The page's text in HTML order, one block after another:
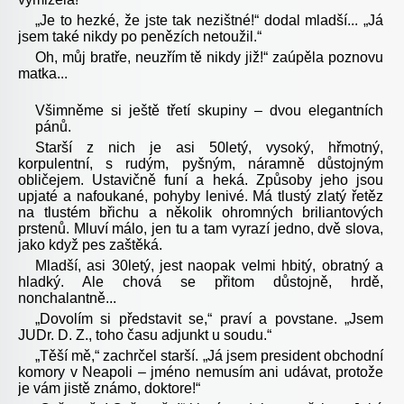
„Je to hezké, že jste tak nezištné!“ dodal mladší... „Já
jsem také nikdy po penězích netoužil.“
Oh, můj bratře, neuzřím tě nikdy již!“ zaúpěla poznovu
matka...
Všimněme si ještě třetí skupiny – dvou elegantních
pánů.
Starší z nich je asi 50letý, vysoký, hřmotný,
korpulentní, s rudým, pyšným, náramně důstojným
obličejem. Ustavičně funí a heká. Způsoby jeho jsou
upjaté a nafoukané, pohyby lenivé. Má tlustý zlatý řetěz
na tlustém břichu a několik ohromných briliantových
prstenů. Mluví málo, jen tu a tam vyrazí jedno, dvě slova,
jako když pes zaštěká.
Mladší, asi 30letý, jest naopak velmi hbitý, obratný a
hladký. Ale chová se přitom důstojně, hrdě,
nonchalantně...
„Dovolím si představit se,“ praví a povstane. „Jsem
JUDr. D. Z., toho času adjunkt u soudu.“
„Těší mě,“ zachrčel starší. „Já jsem president obchodní
komory v Neapoli – jméno nemusím ani udávat, protože
je vám jistě známo, doktore!“